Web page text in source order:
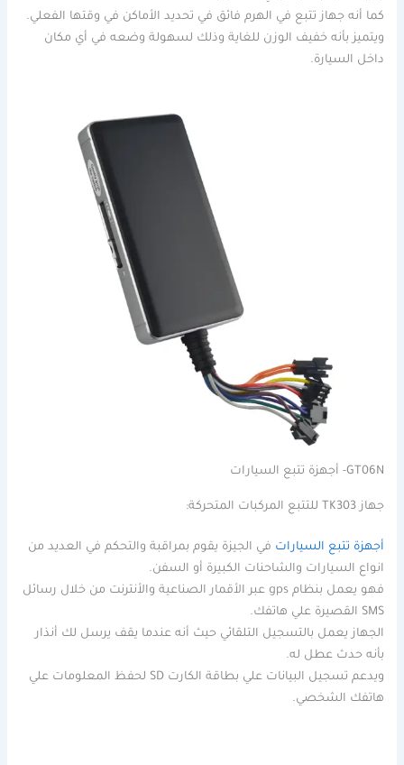
كما أنه جهاز تتبع في الهرم فائق في تحديد الأماكن في وقتها الفعلي.
ويتميز بأنه خفيف الوزن للغاية وذلك لسهولة وضعه في أي مكان
داخل السيارة.
GT06N- أجهزة تتبع السيارات
جهاز TK303 للتتبع المركبات المتحركة:
أجهزة تتبع السيارات في الجيزة يقوم بمراقبة والتحكم في العديد من
انواع السيارات والشاحنات الكبيرة أو السفن.
فهو يعمل بنظام gps عبر الأقمار الصناعية والأنترنت من خلال رسائل
SMS القصيرة علي هاتفك.
الجهاز يعمل بالتسجيل التلقائي حيث أنه عندما يقف يرسل لك أنذار
بأنه حدث عطل له.
ويدعم تسجيل البيانات علي بطاقة الكارت SD لحفظ المعلومات علي
هاتفك الشخصي.